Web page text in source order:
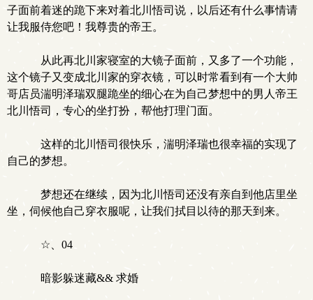
子面前着迷的跪下来对着北川悟司说，以后还有什么事情请
让我服侍您吧！我尊贵的帝王。
从此再北川家寝室的大镜子面前，又多了一个功能，
这个镜子又变成北川家的穿衣镜，可以时常看到有一个大帅
哥店员湍明泽瑞双腿跪坐的细心在为自己梦想中的男人帝王
北川悟司，专心的坐打扮，帮他打理门面。
这样的北川悟司很快乐，湍明泽瑞也很幸福的实现了
自己的梦想。
梦想还在继续，因为北川悟司还没有亲自到他店里坐
坐，伺候他自己穿衣服呢，让我们拭目以待的那天到来。
☆、04
暗影躲迷藏&& 求婚